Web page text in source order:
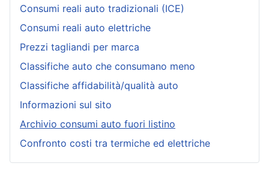
Consumi reali auto tradizionali (ICE)
Consumi reali auto elettriche
Prezzi tagliandi per marca
Classifiche auto che consumano meno
Classifiche affidabilità/qualità auto
Informazioni sul sito
Archivio consumi auto fuori listino
Confronto costi tra termiche ed elettriche